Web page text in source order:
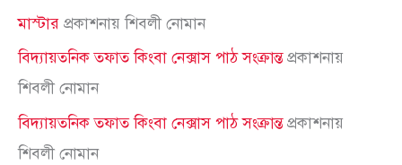
মাস্টার প্রকাশনায়শিবলী নোমান
বিদ্যায়তনিক তফাত কিংবা নেক্সাস পাঠ সংক্রান্তপ্রকাশনায়
শিবলী নোমান
বিদ্যায়তনিক তফাত কিংবা নেক্সাস পাঠ সংক্রান্তপ্রকাশনায়
শিবলী নোমান